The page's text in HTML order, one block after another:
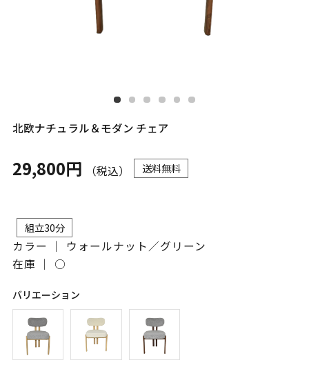
北欧ナチュラル＆モダン チェア
29,800円 （税込） 送料無料
組立30分
カラー ｜ ウォールナット／グリーン
在庫 ｜ ○
バリエーション